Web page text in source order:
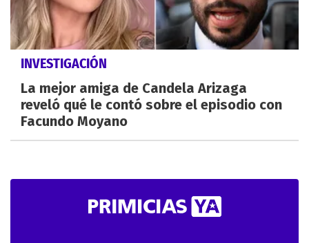
INVESTIGACIÓN
La mejor amiga de Candela Arizaga
reveló qué le contó sobre el episodio con
Facundo Moyano